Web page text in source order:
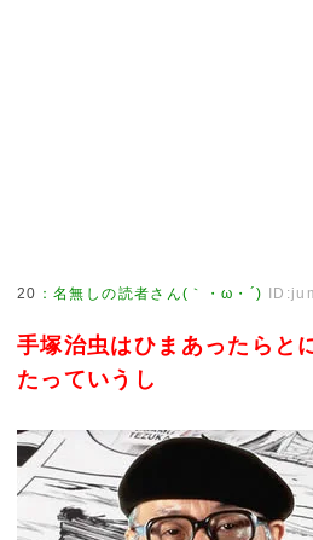
20 ：名無しの読者さん(｀・ω・´)
手塚治虫はひまあったらと
たっていうし